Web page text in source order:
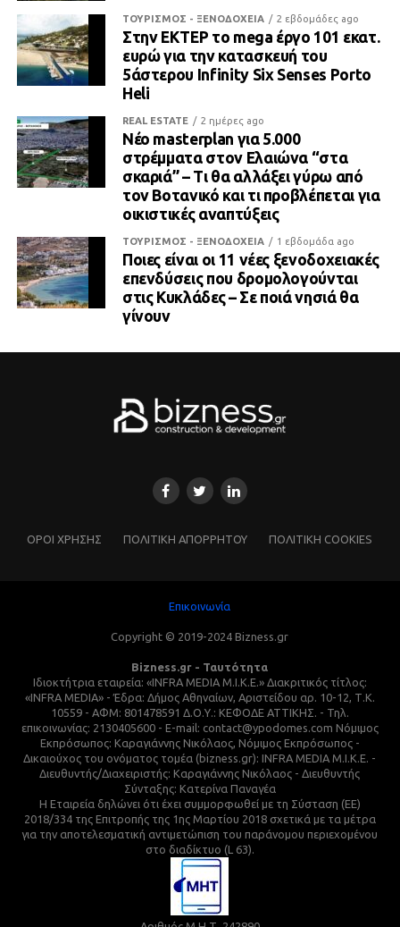
ΤΟΥΡΙΣΜΟΣ - ΞΕΝΟΔΟΧΕΙΑ 2 εβδομάδες ago
Στην ΕΚΤΕΡ το mega έργο 101 εκατ.
ευρώ για την κατασκευή του
5άστερου Infinity Six Senses Porto
Heli
REAL ESTATE 2 ημέρες ago
Νέο masterplan για 5.000
στρέμματα στον Ελαιώνα “στα
σκαριά” – Τι θα αλλάξει γύρω από
τον Βοτανικό και τι προβλέπεται για
οικιστικές αναπτύξεις
ΤΟΥΡΙΣΜΟΣ - ΞΕΝΟΔΟΧΕΙΑ 1 εβδομάδα ago
Ποιες είναι οι 11 νέες ξενοδοχειακές
επενδύσεις που δρομολογούνται
στις Κυκλάδες – Σε ποιά νησιά θα
γίνουν
ΌΡΟΙ ΧΡΗΣΗΣ ΠΟΛΙΤΙΚΗ ΑΠΟΡΡΗΤΟΥ ΠΟΛΙΤΙΚΗ COOKIES
Επικοινωνία
Copyright © 2019-2024 Bizness.gr
Bizness.gr - Ταυτότητα
Ιδιοκτήτρια εταιρεία: «INFRA MEDIA M.I.K.E.» Διακριτικός τίτλος:
«INFRA MEDIA» - Έδρα: Δήμος Αθηναίων, Αριστείδου αρ. 10-12, Τ.Κ.
10559 - ΑΦΜ: 801478591 Δ.Ο.Υ.: ΚΕΦΟΔΕ ΑΤΤΙΚΗΣ. - Τηλ.
επικοινωνίας: 2130405600 - E-mail: contact@ypodomes.com Νόμιμος
Εκπρόσωπος: Καραγιάννης Νικόλαος, Νόμιμος Εκπρόσωπος -
Δικαιούχος του ονόματος τομέα (bizness.gr): INFRA MEDIA M.I.K.E. -
Διευθυντής/Διαχειριστής: Καραγιάννης Νικόλαος - Διευθυντής
Σύνταξης: Κατερίνα Παναγέα
Η Εταιρεία δηλώνει ότι έχει συμμορφωθεί με τη Σύσταση (ΕΕ)
2018/334 της Επιτροπής της 1ης Μαρτίου 2018 σχετικά με τα μέτρα
για την αποτελεσματική αντιμετώπιση του παράνομου περιεχομένου
στο διαδίκτυο (L 63).